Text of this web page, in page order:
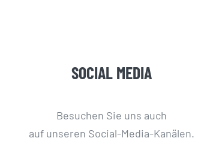
SOCIAL MEDIA
Besuchen Sie uns auch
auf unseren Social-Media-Kanälen.